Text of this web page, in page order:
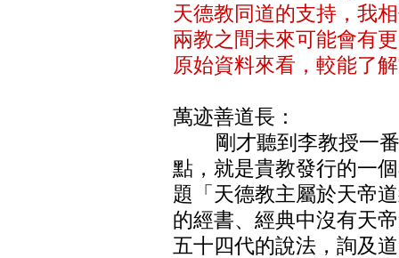
天德教同道的支持，我
兩教之間未來可能會有
原始資料來看，較能了
萬迹善道長：
剛才聽到李教授一番
點，就是貴教發行的一
題「天德教主屬於天帝
的經書、經典中沒有天
五十四代的說法，詢及